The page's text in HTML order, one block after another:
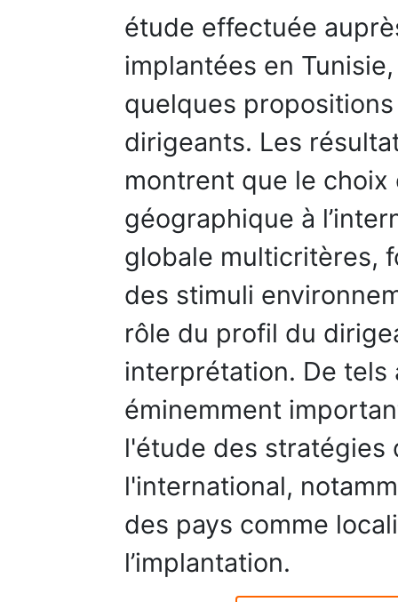
étude effectuée
implantées en
quelques
dirigeants. Les
montrent que le choix
géographique à
globale multicritères,
des stimuli
rôle du profil du
interprétation. De
éminemment
l'étude des stratégies
l'international,
des pays comme
l’implantation.